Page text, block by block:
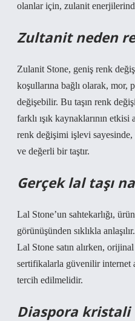
olanlar için, zulanit
Zultanit neden
Zulanit Stone, geniş renk
koşullarına bağlı olarak, mor,
değişebilir. Bu taşın renk
farklı ışık kaynaklarının
renk değişimi işlevi
ve değerli bir taştır.
Gerçek lal taşı
Lal Stone’un sahtekarlığı,
görünüşünden sıklıkla
Lal Stone satın alırken,
sertifikalarla güvenilir internet
tercih edilmelidir.
Diaspora kristali